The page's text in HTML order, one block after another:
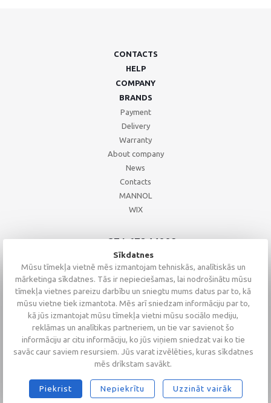
CONTACTS
HELP
COMPANY
BRANDS
Payment
Delivery
Warranty
About company
News
Contacts
MANNOL
WIX
+371 67244008
+371 67271055
+371 26002793
2026 © Altaserviss SIA
Sīkdatnes
Mūsu tīmekļa vietnē mēs izmantojam tehniskās, analītiskās un
mārketinga sīkdatnes. Tās ir nepieciešamas, lai nodrošinātu mūsu
tīmekļa vietnes pareizu darbību un sniegtu mums datus par to, kā
mūsu vietne tiek izmantota. Mēs arī sniedzam informāciju par to,
kā jūs izmantojat mūsu tīmekļa vietni mūsu sociālo mediju,
reklāmas un analītikas partneriem, un tie var savienot šo
informāciju ar citu informāciju, ko jūs viņiem sniedzat vai ko tie
savāc caur saviem resursiem. Jūs varat izvēlēties, kuras sīkdatnes
mēs drīkstam savākt.
Piekrist Nepiekrītu Uzzināt vairāk